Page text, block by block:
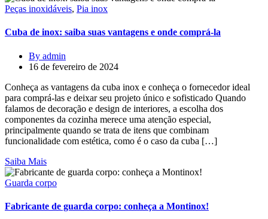
Peças inoxidáveis, Pia inox
Cuba de inox: saiba suas vantagens e onde comprá-la
By admin
16 de fevereiro de 2024
Conheça as vantagens da cuba inox e conheça o fornecedor ideal
para comprá-las e deixar seu projeto único e sofisticado Quando
falamos de decoração e design de interiores, a escolha dos
componentes da cozinha merece uma atenção especial,
principalmente quando se trata de itens que combinam
funcionalidade com estética, como é o caso da cuba […]
Saiba Mais
Guarda corpo
Fabricante de guarda corpo: conheça a Montinox!